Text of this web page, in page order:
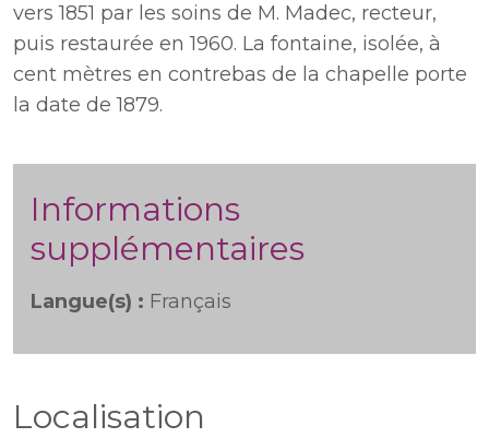
vers 1851 par les soins de M. Madec, recteur,
puis restaurée en 1960. La fontaine, isolée, à
cent mètres en contrebas de la chapelle porte
la date de 1879.
Informations
supplémentaires
Langue(s) : Français
Localisation